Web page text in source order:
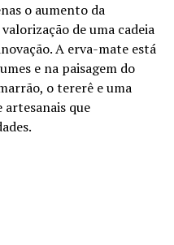
o aumento da
de uma cadeia
A erva-mate está
e na paisagem do
o tererê e uma
que